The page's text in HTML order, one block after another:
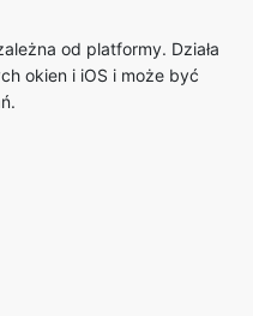
okien i iOS i może być